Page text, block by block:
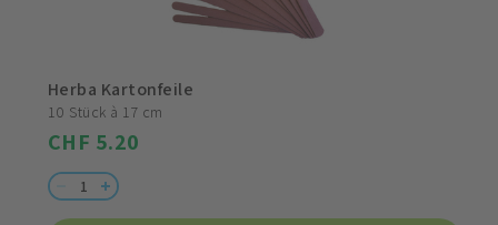
Herba Kartonfeile
10 Stück à 17 cm
CHF 5.20